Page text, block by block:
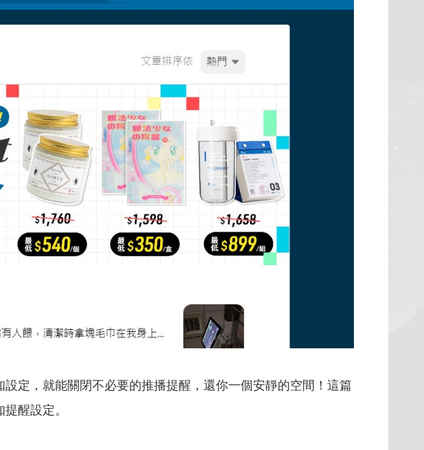
定，就能關閉不必要的推播提醒，還你一個安靜的空間！這篇
醒設定。